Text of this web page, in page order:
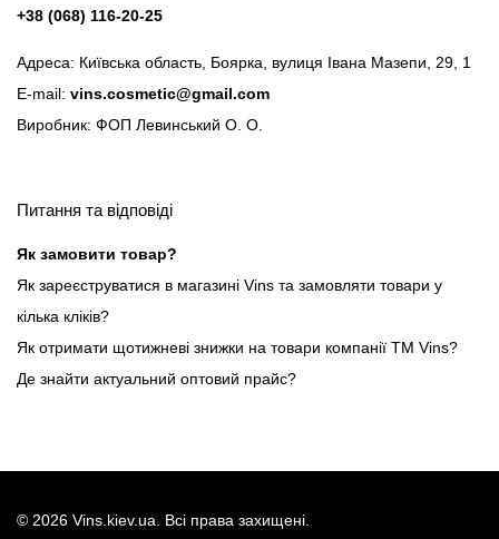
+38 (068) 116-20-25
Адреса: Київська область, Боярка, вулиця Івана Мазепи, 29, 1
E-mail: vins.cosmetic@gmail.com
Виробник: ФОП Левинський О. О.
Питання та відповіді
Як замовити товар?
Як зареєструватися в магазині Vins та замовляти товари у
кілька кліків?
Як отримати щотижневі знижки на товари компанії ТМ Vins?
Де знайти актуальний оптовий прайс?
© 2026 Vins.kiev.ua. Всі права захищені.